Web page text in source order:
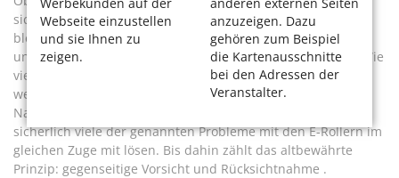
Webseite einzustellen
und sie Ihnen zu
zeigen.
anzuzeigen. Dazu
gehören zum Beispiel
die Kartenausschnitte
bei den Adressen der
Veranstalter.
sichere Lösung für weniger Autos in der Innenstadt wird,
bleibt sehr abzuwarten. Dennoch, jede Idee hat ihre Tücken
und auch die Eisenbahn wurde anfangs kritisch gesehen. Wie
viele andere technische Erfindungen hat auch sie sich
weiterentwickelt zu Gunsten von Sicherheit und
Nachhaltigkeit. Ein weiterer Ausbau der Fahrradwege wird
sicherlich viele der genannten Probleme mit den E-Rollern im
gleichen Zuge mit lösen. Bis dahin zählt das altbewährte
Prinzip: gegenseitige Vorsicht und Rücksichtnahme .